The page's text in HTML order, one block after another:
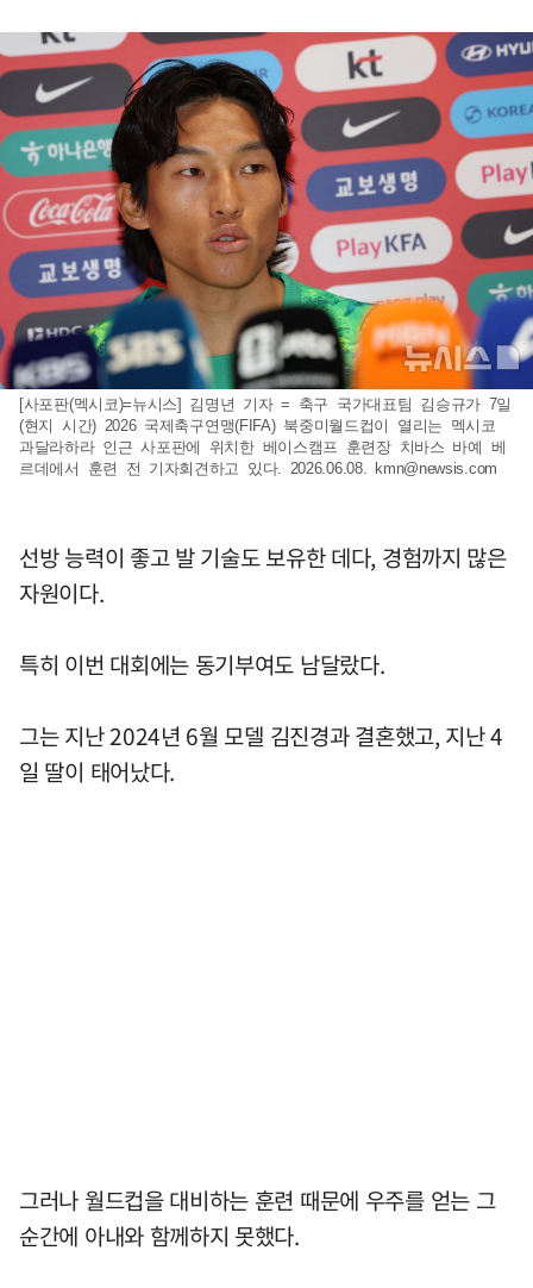
[사포판(멕시코)=뉴시스] 김명년 기자 = 축구 국가대표팀 김승규가 7일
(현지 시간) 2026 국제축구연맹(FIFA) 북중미월드컵이 열리는 멕시코
과달라하라 인근 사포판에 위치한 베이스캠프 훈련장 치바스 바예 베
르데에서 훈련 전 기자회견하고 있다. 2026.06.08. kmn@newsis.com
선방 능력이 좋고 발 기술도 보유한 데다, 경험까지 많은
자원이다.
특히 이번 대회에는 동기부여도 남달랐다.
그는 지난 2024년 6월 모델 김진경과 결혼했고, 지난 4
일 딸이 태어났다.
그러나 월드컵을 대비하는 훈련 때문에 우주를 얻는 그
순간에 아내와 함께하지 못했다.